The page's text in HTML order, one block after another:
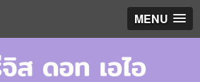
MENU